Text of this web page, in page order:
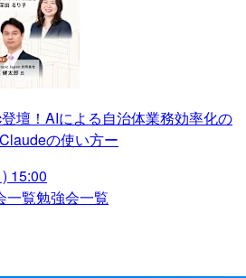
登壇！AIによる自治体業務効率化の
の使い方ー
15:00
一覧勉強会一覧